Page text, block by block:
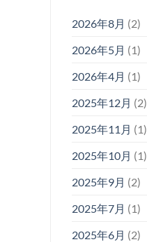
2026年8月 (2)
2026年5月 (1)
2026年4月 (1)
2025年12月 (2)
2025年11月 (1)
2025年10月 (1)
2025年9月 (2)
2025年7月 (1)
2025年6月 (2)